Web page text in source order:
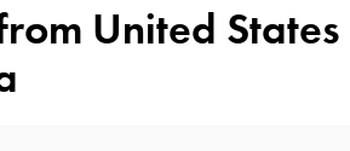
United States